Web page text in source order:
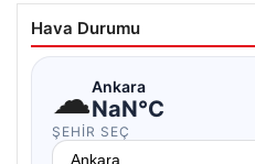
Hava Durumu
☁Ankara
NaN°C
ŞEHIR SEÇ